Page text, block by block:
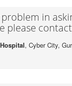
in
please
, Cyber City,